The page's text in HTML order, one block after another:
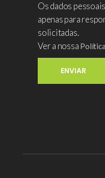
Os dados
apenas para
solicitadas.
Ver a nossa